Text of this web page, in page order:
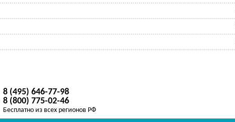
8 (495) 646-77-98
8 (800) 775-02-46
Бесплатно из всех регионов РФ